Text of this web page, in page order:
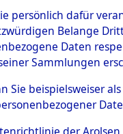
Land
Polen
4.3.2020: Die
Familien (oder
zurückgegeben.
persönlich dafür
Belange
Daten
Sammlungen
Sie beispielsweiser